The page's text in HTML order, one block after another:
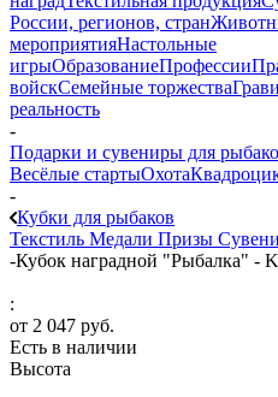
России, регионов, стран
мероприятияНастольные
игрыОбразованиеПрофессии
войскСемейные торжества
реальность
-
Подарки и сувениры для
Весёлые стартыОхота
-
Кубки для рыбаков
Текстиль Медали Призы
-Кубок наградной "Рыбалка" -
:
от 2 047 руб.
Есть в наличии
Высота